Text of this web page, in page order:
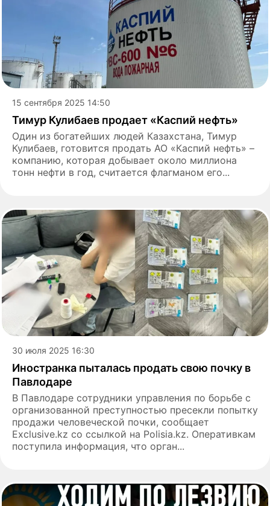
15 сентября 2025 14:50
Тимур Кулибаев продает «Каспий нефть»
Один из богатейших людей Казахстана, Тимур
Кулибаев, готовится продать АО «Каспий нефть» –
компанию, которая добывает около миллиона
тонн нефти в год, считается флагманом его...
30 июля 2025 16:30
Иностранка пыталась продать свою почку в
Павлодаре
В Павлодаре сотрудники управления по борьбе с
организованной преступностью пресекли попытку
продажи человеческой почки, сообщает
Exclusive.kz со ссылкой на Polisia.kz. Оперативкам
поступила информация, что орган...